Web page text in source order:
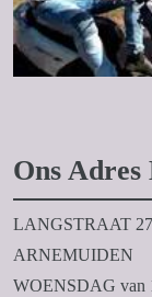
Ons
LANGSTRAAT 27
ARNEMUIDEN
WOENSDAG van